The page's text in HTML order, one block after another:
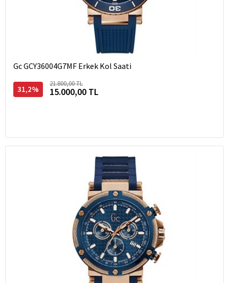
Gc GCY36004G7MF Erkek Kol Saati
31,2%
21.800,00 TL
15.000,00 TL